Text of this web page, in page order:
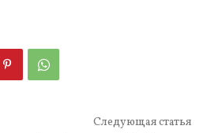
Следующая статья